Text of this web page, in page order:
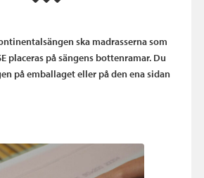
ska madrasserna som
placeras på sängens bottenramar. Du
på emballaget eller på den ena sidan